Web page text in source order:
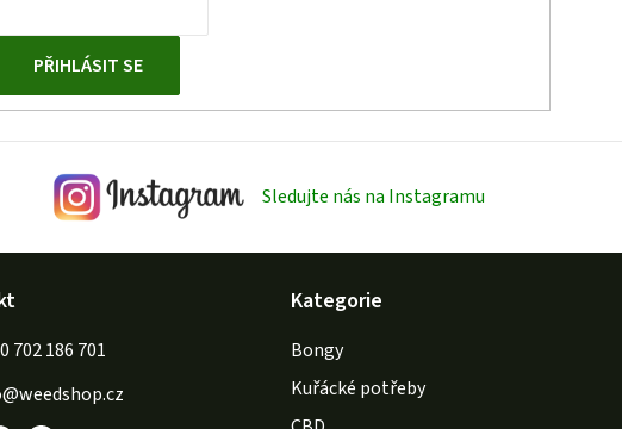
PŘIHLÁSIT SE
Sledujte nás na Instagramu
@weedshop.cz
702 186 701
Kategorie
Bongy
Kuřácké potřeby